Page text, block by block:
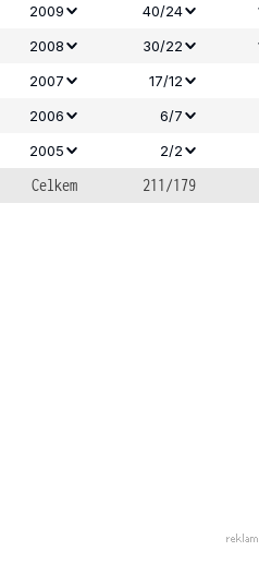
2009 40/24
2008
30/22
2007
17/12
2006
6/7
2005 2/2
Celkem
211/179